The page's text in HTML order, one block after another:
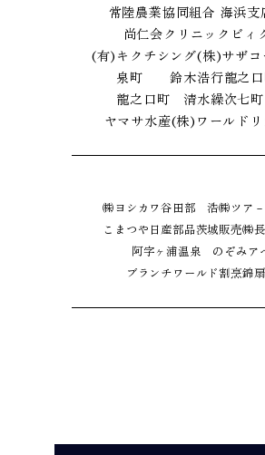
常陸農業協同組合 海浜支
尚仁会クリニック ビィ
(有)キクチシング(株)サザコ
泉町 鈴木浩行龍之
龍之口町 清水繰次七
ヤマサ水産(株)ワールド
㈱ヨシカワ谷田部 浩㈱ツア
こまつや 日産部品茨城販売㈱
阿字ヶ浦温泉 のぞみア
ブランチワールド割烹錦扇